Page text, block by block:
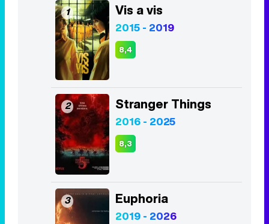
1 Vis a vis
2015 - 2019
8,4
2 Stranger Things
2016 - 2025
8,3
3 Euphoria
2019 - 2026